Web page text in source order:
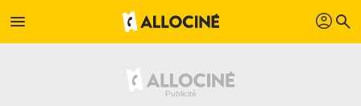
menu profil search